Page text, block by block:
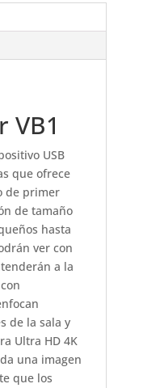
VB1
USB
que ofrece
de primer
de tamaño
hasta
ver con
a la
de la sala y
Ultra HD 4K
una imagen
que los